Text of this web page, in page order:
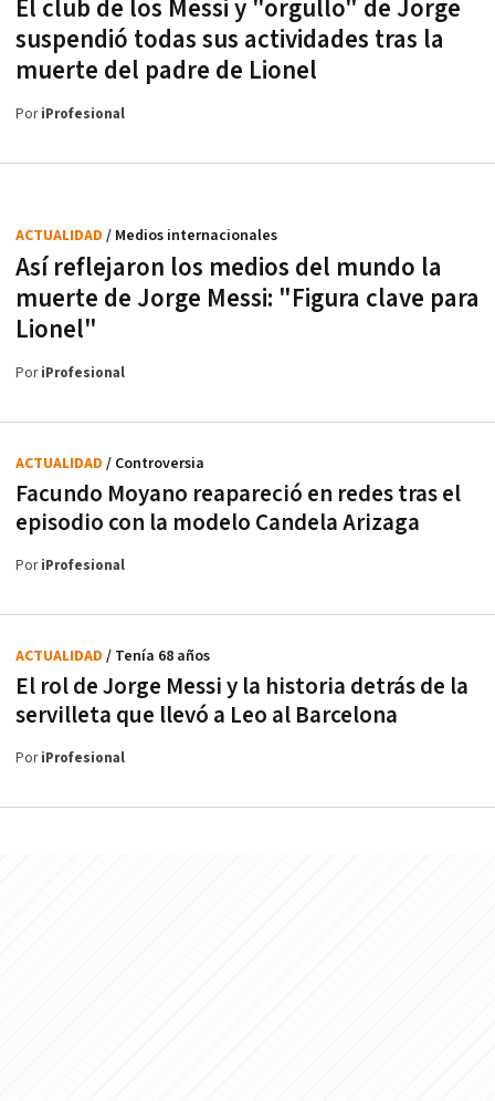
El club de los Messi y "orgullo" de Jorge
suspendió todas sus actividades tras la
muerte del padre de Lionel
PoriProfesional
Así reflejaron los medios del mundo la
muerte de Jorge Messi: "Figura clave para
Lionel"
ACTUALIDAD / Medios internacionales
PoriProfesional
Facundo Moyano reapareció en redes tras el
episodio con la modelo Candela Arizaga
ACTUALIDAD / Controversia
PoriProfesional
El rol de Jorge Messi y la historia detrás de la
servilleta que llevó a Leo al Barcelona
ACTUALIDAD / Tenía 68 años
PoriProfesional